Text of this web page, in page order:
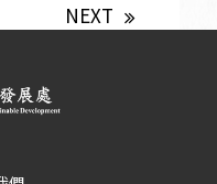
NEXT